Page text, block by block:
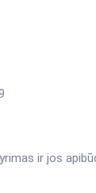
ir jos